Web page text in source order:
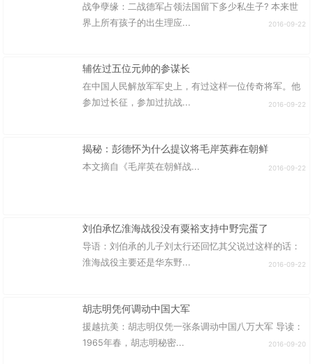
战争孽缘：二战德军占领法国留下多少私生子? 本来世
界上所有孩子的出生理应...
2016-09-22
辅佐过五位元帅的参谋长
在中国人民解放军军史上，有过这样一位传奇将军。他
参加过长征，参加过抗战...
2016-09-22
揭秘：彭德怀为什么提议将毛岸英葬在朝鲜
本文摘自《毛岸英在朝鲜战... 2016-09-22
刘伯承忆淮海战役没有粟裕支持中野完蛋了
导语：刘伯承的儿子刘太行还回忆其父说过这样的话：
淮海战役主要还是华东野...
2016-09-22
胡志明凭何调动中国大军
援越抗美：胡志明仅凭一张条调动中国八万大军 导读：
1965年春，胡志明秘密...
2016-09-20